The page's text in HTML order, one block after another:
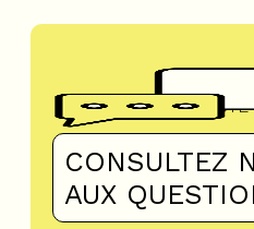
UN DOUTE
CONSULTEZ
AUX